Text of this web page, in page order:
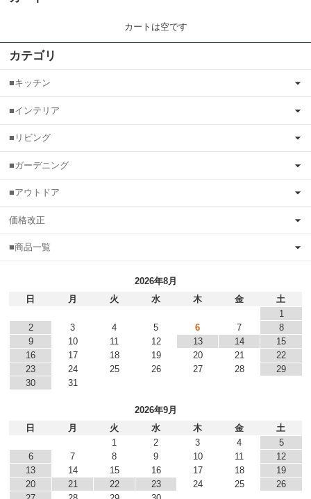
カートは空です
カテゴリ
■キッチン
■インテリア
■リビング
■ガーデニング
■アウトドア
価格改正
■商品一覧
2026年8月
日
月 火 水 木 金
土
1
2
3 4 5 6 7
8
9
10 11 12 13 14
15
16
17 18 19 20 21
22
23
24 25 26 27 28
29
30
31
2026年9月
日
月 火 水 木 金
土
1
2 3 4
5
6
7 8 9 10 11
12
13
14 15 16 17 18
19
20
21 22 23 24 25
26